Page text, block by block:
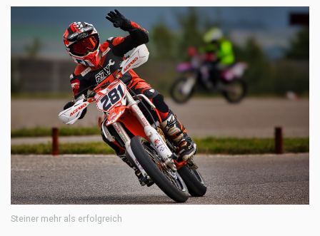
Steiner mehr als erfolgreich